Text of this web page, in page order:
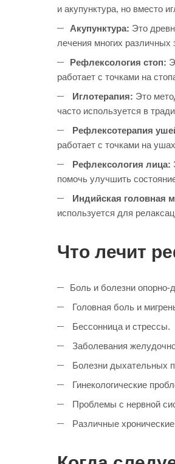
и акупунктура, но вместо
Акупунктура: Это
лечения многих
Рефлексология стоп:
работает с точками на
Иглотерапия: Это
часто используется в
Рефлексотерапия
работает с точками на
Рефлексология лица:
помочь улучшить
Индийская головная
используется для
Что лечит
Боль и болезни опорно-
Головная боль и
Бессонница и стрессы.
Заболевания
Болезни дыхательных
Гинекологические
Проблемы с нервной
Различные